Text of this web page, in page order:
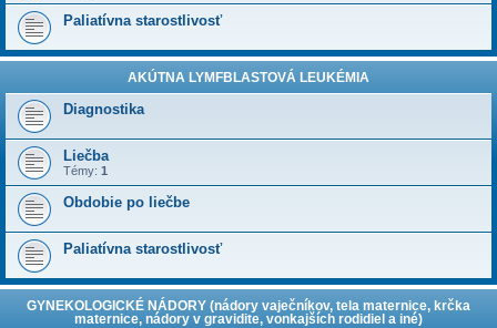
Paliatívna starostlivosť
AKÚTNA LYMFBLASTOVÁ LEUKÉMIA
Diagnostika
Liečba
Témy: 1
Obdobie po liečbe
Paliatívna starostlivosť
GYNEKOLOGICKÉ NÁDORY (nádory vaječníkov, tela maternice, krčka
maternice, nádory v gravidite, vonkajších rodidiel a iné)